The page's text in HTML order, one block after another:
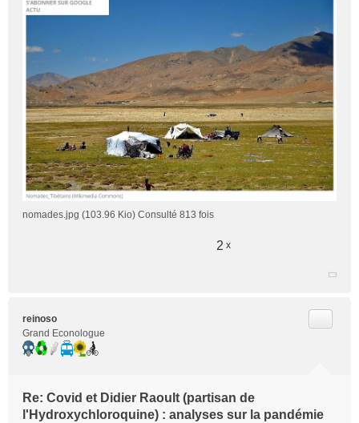
nomades.jpg (103.96 Kio) Consulté 813 fois
2 x
reinoso
Grand Econologue
Re: Covid et Didier Raoult (partisan de
l'Hydroxychloroquine) : analyses sur la pandémie